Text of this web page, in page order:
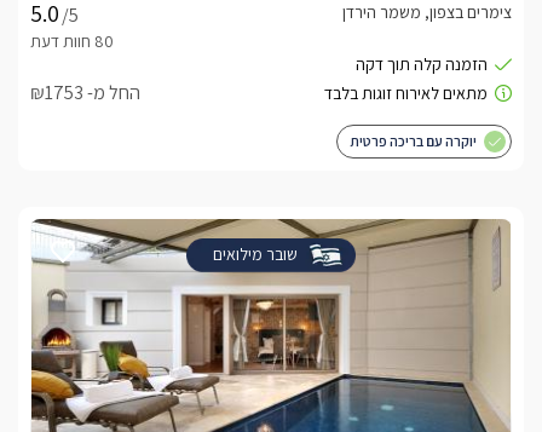
/5
צימרים בצפון, משמר הירדן
החל מ- ₪1753
יוקרה עם בריכה פרטית
שובר מילואים